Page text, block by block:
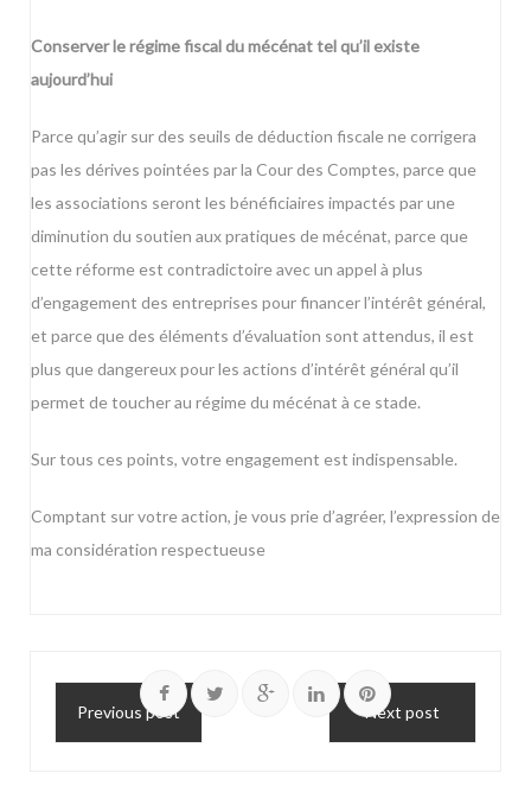
Conserver le régime fiscal du mécénat tel qu’il existe
aujourd’hui
Parce qu’agir sur des seuils de déduction fiscale ne corrigera
pas les dérives pointées par la Cour des Comptes, parce que
les associations seront les bénéficiaires impactés par une
diminution du soutien aux pratiques de mécénat, parce que
cette réforme est contradictoire avec un appel à plus
d’engagement des entreprises pour financer l’intérêt général,
et parce que des éléments d’évaluation sont attendus, il est
plus que dangereux pour les actions d’intérêt général qu’il
permet de toucher au régime du mécénat à ce stade.
Sur tous ces points, votre engagement est indispensable.
Comptant sur votre action, je vous prie d’agréer, l’expression de
ma considération respectueuse
Previous post Next post